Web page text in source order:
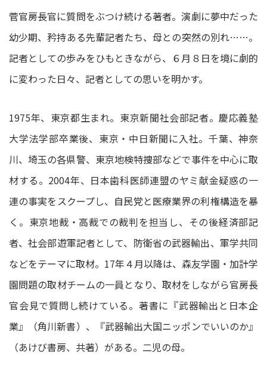
菅官房長官に質問をぶつけ続ける著者。演劇に夢中だった
幼少期、矜持ある先輩記者たち、母との突然の別れ……。
記者としての歩みをひもときながら、６月８日を境に劇的
に変わった日々、記者としての思いを明かす。
1975年、東京都生まれ。東京新聞社会部記者。慶応義塾
大学法学部卒業後、東京・中日新聞に入社。千葉、神奈
川、埼玉の各県警、東京地検特捜部などで事件を中心に取
材する。2004年、日本歯科医師連盟のヤミ献金疑惑の一
連の事実をスクープし、自民党と医療業界の利権構造を暴
く。東京地裁・高裁での裁判を担当し、その後経済部記
者、社会部遊軍記者として、防衛省の武器輸出、軍学共同
などをテーマに取材。17年４月以降は、森友学園・加計学
園問題の取材チームの一員となり、取材をしながら官房長
官会見で質問し続けている。著書に『武器輸出と日本企
業』（角川新書）、『武器輸出大国ニッポンでいいのか』
（あけび書房、共著）がある。二児の母。